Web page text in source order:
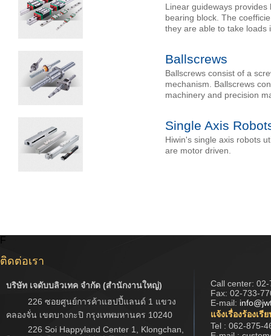
Linear guideways
bearing block. The
they are able to take loads
Ballscrews
Ballscrews consist of a
mechanism. Ballscrews
machinery and precision
Single Axis
Hiwin's single axis robots
are motor driven.
F
ติดต่อเรา
บริษัท เจดับบลิวเทค จำกัด (สำนักงานใหญ่)
226 ซอยศูนย์การค้าแฮปปี้แลนด์ 1 แขวง
คลองจั่น เขตบางกะปิ กรุงเทพมหานคร 10240
226 Soi Happyland Center 1, Klongchan,
Call center: 02-
Fax: 02-733-
E-mail:
แจ้งเรื่องร้องเรี
Tel : 062-875-